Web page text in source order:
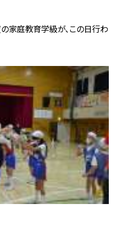
の家庭教育学級が、この日行わ